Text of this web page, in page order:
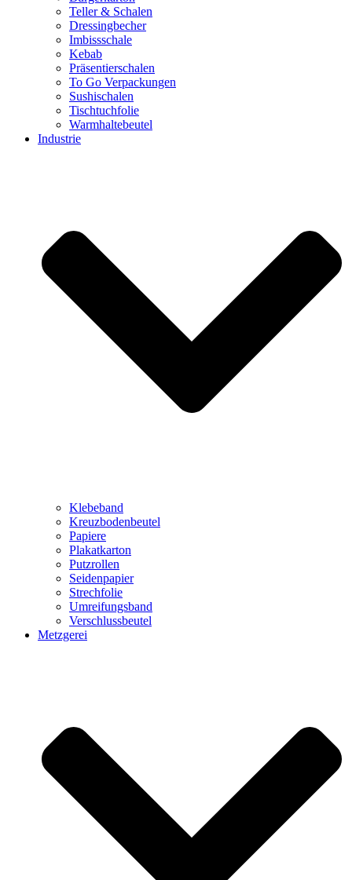
Teller & Schalen
Dressingbecher
Imbissschale
Kebab
Präsentierschalen
To Go Verpackungen
Sushischalen
Tischtuchfolie
Warmhaltebeutel
Industrie
Klebeband
Kreuzbodenbeutel
Papiere
Plakatkarton
Putzrollen
Seidenpapier
Strechfolie
Umreifungsband
Verschlussbeutel
Metzgerei